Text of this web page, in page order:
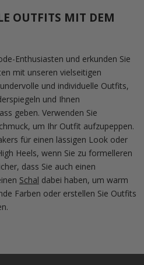
OUTFITS MIT DEM
Enthusiasten und erkunden Sie
mit unseren vielseitigen
und individuelle Outfits,
und Ihnen
geben. Verwenden Sie
um Ihr Outfit aufzupeppen.
für einen lässigen Look oder
Heels, wenn Sie zu formelleren
dass Sie auch einen
Schal dabei haben, um warm
Farben oder erstellen Sie Outfits